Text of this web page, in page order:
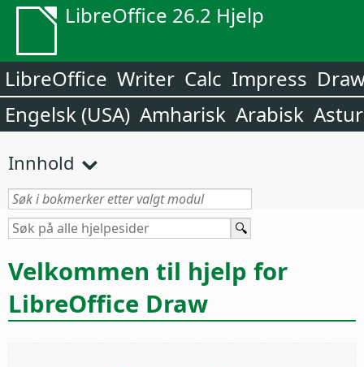
LibreOffice 26.2 Hjelp
LibreOffice Writer Calc Impress
Engelsk (USA) Amharisk Arabisk
Innhold
Velkommen til hjelp for
LibreOffice Draw